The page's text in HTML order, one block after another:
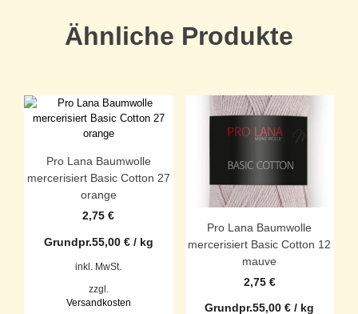
Ähnliche Produkte
Pro Lana Baumwolle
mercerisiert Basic Cotton 27
orange
2,75€
Grundpr.55,00 €/ kg
inkl. MwSt.
zzgl.
Versandkosten
Pro Lana Baumwolle
mercerisiert Basic Cotton 12
mauve
2,75 €
Grundpr.55,00€ / kg